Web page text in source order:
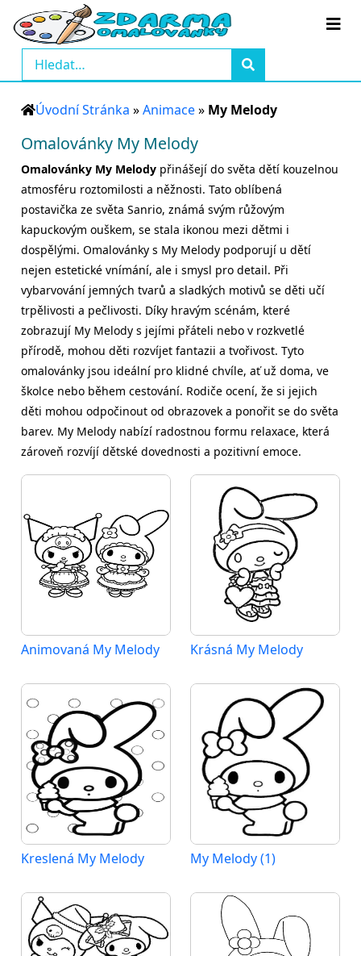
Úvodní Stránka »Animace» My Melody
Omalovánky My Melody
Omalovánky My Melody přinášejí do světa dětí kouzelnou
atmosféru roztomilosti a něžnosti. Tato oblíbená
postavička ze světa Sanrio, známá svým růžovým
kapuckovým ouškem, se stala ikonou mezi dětmi i
dospělými. Omalovánky s My Melody podporují u dětí
nejen estetické vnímání, ale i smysl pro detail. Při
vybarvování jemných tvarů a sladkých motivů se děti učí
trpělivosti a pečlivosti. Díky hravým scénám, které
zobrazují My Melody s jejími přáteli nebo v rozkvetlé
přírodě, mohou děti rozvíjet fantazii a tvořivost. Tyto
omalovánky jsou ideální pro klidné chvíle, ať už doma, ve
školce nebo během cestování. Rodiče ocení, že si jejich
děti mohou odpočinout od obrazovek a ponořit se do světa
barev. My Melody nabízí radostnou formu relaxace, která
zároveň rozvíjí dětské dovednosti a pozitivní emoce.
Animovaná My Melody Krásná My Melody
Kreslená My Melody My Melody (1)